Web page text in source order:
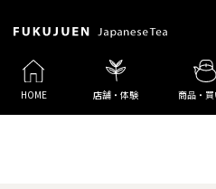
HOME 店舗・体験 商品・